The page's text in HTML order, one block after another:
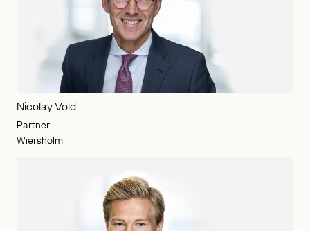
Nicolay Vold
Partner
Wiersholm